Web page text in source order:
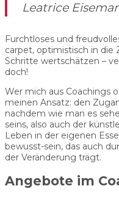
Leatrice
Furchtloses und
carpet, optimistisch in die
Schritte wertschätzen –
doch!
Wer mich aus Coachings
meinen Ansatz: den
nachdem wie man es
seins, also auch der
Leben in der eigenen
bewusst-sein, das auch
der Veränderung trägt.
Angebote im